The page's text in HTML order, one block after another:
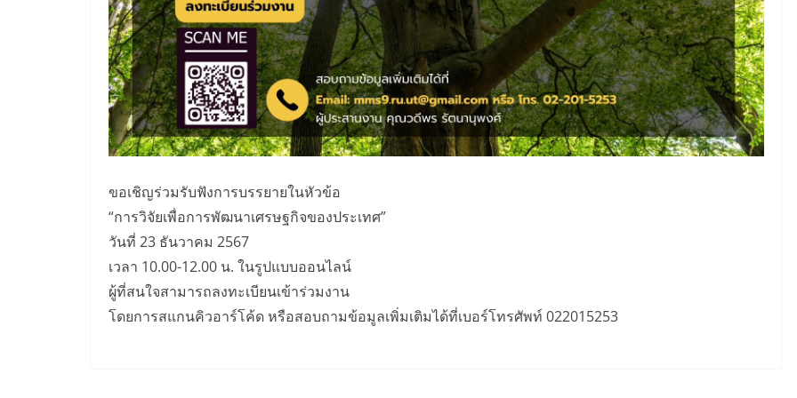
ขอเชิญร่วมรับฟังการบรรยายในหัวข้อ
“การวิจัยเพื่อการพัฒนาเศรษฐกิจของประเทศ”
วันที่ 23 ธันวาคม 2567
เวลา 10.00-12.00 น. ในรูปแบบออนไลน์
ผู้ที่สนใจสามารถลงทะเบียนเข้าร่วมงาน
โดยการสแกนคิวอาร์โค้ด หรือสอบถามข้อมูลเพิ่มเติมได้ที่เบอร์โทรศัพท์ 022015253